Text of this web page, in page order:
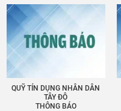
QUỸ TÍN DỤNG NHÂN DÂN
TÂY ĐÔ
THÔNG BÁO